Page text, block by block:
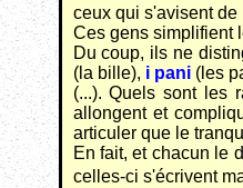
ceux qui s'avisent de
Ces gens simplifient
Du coup, ils ne
(la bille), i pani(les
(...). Quels sont les
allongent et
articuler que le
En fait, et chacun le
celles-ci s'écrivent